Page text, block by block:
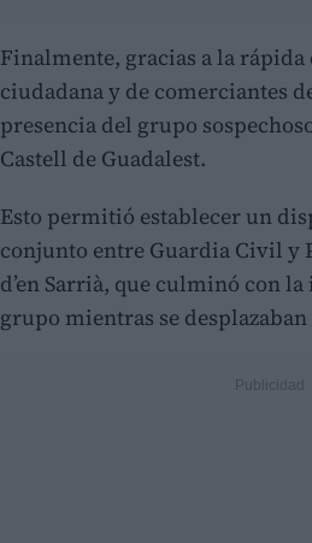
Finalmente, gracias a la
ciudadana y de comerciantes
presencia del grupo
Castell de Guadalest.
Esto permitió establecer un
conjunto entre Guardia Civil y
d’en Sarrià, que culminó con
grupo mientras se